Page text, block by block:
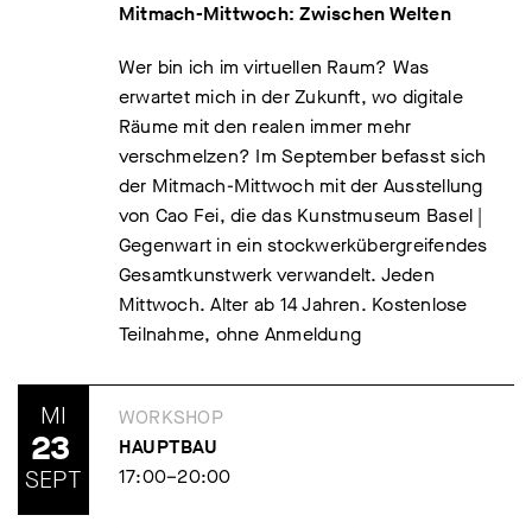
Mitmach-Mittwoch: Zwischen Welten
Wer bin ich im virtuellen Raum? Was
erwartet mich in der Zukunft, wo digitale
Räume mit den realen immer mehr
verschmelzen? Im September befasst sich
der Mitmach-Mittwoch mit der Ausstellung
von Cao Fei, die das Kunstmuseum Basel |
Gegenwart in ein stockwerkübergreifendes
Gesamtkunstwerk verwandelt. Jeden
Mittwoch. Alter ab 14 Jahren. Kostenlose
Teilnahme, ohne Anmeldung
MI
23
SEPT
WORKSHOP
HAUPTBAU
17:00–20:00